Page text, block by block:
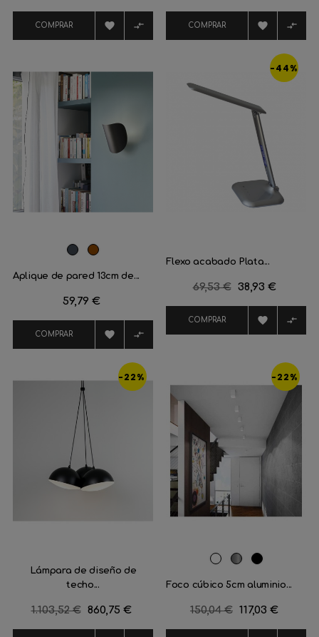
COMPRAR   COMPRAR  
NegroMarrón
Aplique de pared 13cm de...
Precio
59,79 €
COMPRAR  
-44%
Flexo acabado Plata...
Precio
69,53 € Precio
38,93 €
COMPRAR  
-22%
Lámpara de diseño de
techo...
Precio
1.103,52 € Precio
860,75 €
-22%
RAL
AluminioNegro
Foco cúbico 5cm aluminio...
Precio
150,04 € Precio
117,03 €